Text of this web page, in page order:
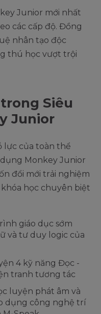
Junior mới nhất
các cấp độ. Đồng
nhân tạo độc
thú học vượt trội
Siêu
Junior
lực của toàn thể
Monkey Junior
đổi mới trải nghiệm
học chuyên biệt
giáo dục sớm
và tư duy logic của
4 kỹ năng Đọc -
tranh tương tác
luyện phát âm và
dụng công nghệ trí